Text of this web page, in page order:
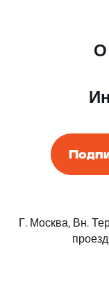
О
Г. Москва, Вн.